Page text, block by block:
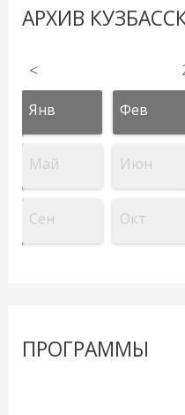
АРХИВ
<
Янв Фев
Май Июн
Сен Окт
ПРОГРАММЫ